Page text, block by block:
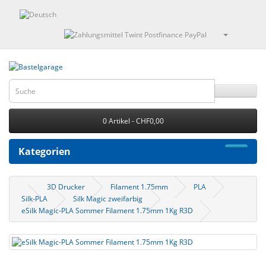
0 Artikel - CHF0,00
Kategorien
3D Drucker Filament 1.75mm
PLA
Silk-PLA
Silk Magic zweifarbig
eSilk Magic-PLA Sommer Filament 1.75mm 1Kg R3D